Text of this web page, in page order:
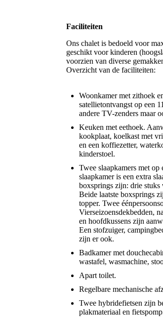
Faciliteiten
Ons chalet is bedoeld voor
geschikt voor kinderen
voorzien van diverse
Overzicht van de faciliteiten:
Woonkamer met zithoek
satellietontvangst op een
andere TV-zenders maar
Keuken met eethoek.
kookplaat, koelkast met
en een koffiezetter,
kinderstoel.
Twee slaapkamers met op
slaapkamer is een extra
boxsprings zijn: drie
Beide laatste boxsprings
topper. Twee
Vierseizoensdekbedden,
en hoofdkussens zijn
Een stofzuiger,
zijn er ook.
Badkamer met
wastafel, wasmachine,
Apart toilet.
Regelbare mechanische
Twee hybridefietsen zijn
plakmateriaal en